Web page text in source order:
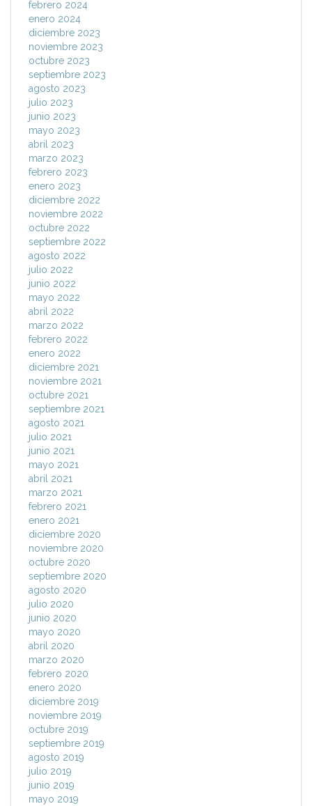
febrero 2024
enero 2024
diciembre 2023
noviembre 2023
octubre 2023
septiembre 2023
agosto 2023
julio 2023
junio 2023
mayo 2023
abril 2023
marzo 2023
febrero 2023
enero 2023
diciembre 2022
noviembre 2022
octubre 2022
septiembre 2022
agosto 2022
julio 2022
junio 2022
mayo 2022
abril 2022
marzo 2022
febrero 2022
enero 2022
diciembre 2021
noviembre 2021
octubre 2021
septiembre 2021
agosto 2021
julio 2021
junio 2021
mayo 2021
abril 2021
marzo 2021
febrero 2021
enero 2021
diciembre 2020
noviembre 2020
octubre 2020
septiembre 2020
agosto 2020
julio 2020
junio 2020
mayo 2020
abril 2020
marzo 2020
febrero 2020
enero 2020
diciembre 2019
noviembre 2019
octubre 2019
septiembre 2019
agosto 2019
julio 2019
junio 2019
mayo 2019